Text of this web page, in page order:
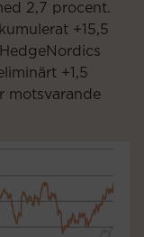
2,7 procent.
+15,5
+1,5
motsvarande